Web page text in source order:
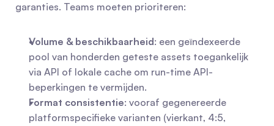
garanties. Teams moeten prioriteren:
Volume & beschikbaarheid: een geïndexeerde
pool van honderden geteste assets toegankelijk
via API of lokale cache om run-time API-
beperkingen te vermijden.
Format consistentie: vooraf gegenereerde
platformspecifieke varianten (vierkant, 4:5,